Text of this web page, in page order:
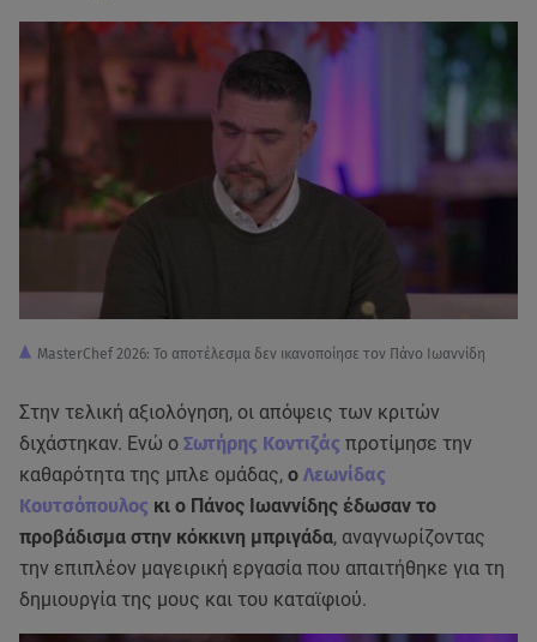
MasterChef 2026: Το αποτέλεσμα δεν ικανοποίησε τον Πάνο Ιωαννίδη
Στην τελική αξιολόγηση, οι απόψεις των κριτών
διχάστηκαν. Ενώ ο Σωτήρης Κοντιζάς προτίμησε την
καθαρότητα της μπλε ομάδας, ο Λεωνίδας
Κουτσόπουλος κι ο Πάνος Ιωαννίδης έδωσαν το
προβάδισμα στην κόκκινη μπριγάδα, αναγνωρίζοντας
την επιπλέον μαγειρική εργασία που απαιτήθηκε για τη
δημιουργία της μους και του καταϊφιού.